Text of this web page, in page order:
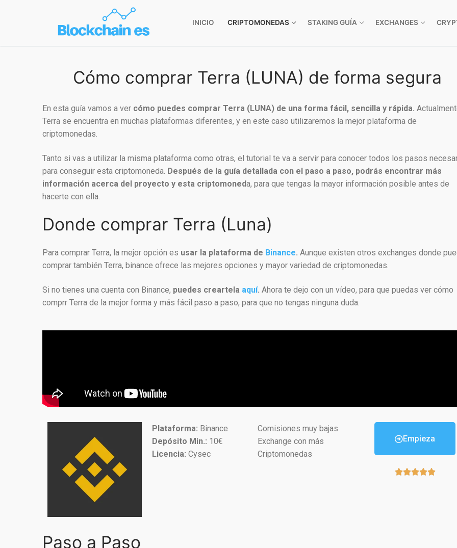
INICIO CRIPTOMONEDAS STAKING GUÍA EXCHANGES
Cómo comprar Terra (LUNA) de forma segura
En esta guía vamos a ver cómo puedes comprar Terra (LUNA) de una forma fácil, sencilla y rápida.
Terra se encuentra en muchas plataformas diferentes, y en este caso utilizaremos la mejor plataforma de
criptomonedas.
Tanto si vas a utilizar la misma plataforma como otras, el tutorial te va a servir para conocer todos los pasos
para conseguir esta criptomoneda. Después de la guía detallada con el paso a paso, podrás encontrar más
información acerca del proyecto y esta criptomoneda, para que tengas la mayor información posible antes de
hacerte con ella.
Donde comprar Terra (Luna)
Para comprar Terra, la mejor opción es usar la plataforma de Binance. Aunque existen otros exchanges donde
comprar también Terra, binance ofrece las mejores opciones y mayor variedad de criptomonedas.
Si no tienes una cuenta con Binance, puedes creartela aquí. Ahora te dejo con un vídeo, para que puedas ver cómo
comprr Terra de la mejor forma y más fácil paso a paso, para que no tengas ninguna duda.
Plataforma: Binance
Depósito Min.: 10€
Licencia: Cysec
Comisiones muy bajas
Exchange con más
Criptomonedas
Empieza

Paso a Paso